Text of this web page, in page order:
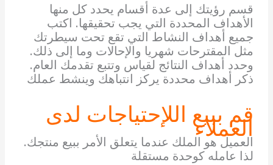
قسم رؤيتك إلى عدة أقسام يحدد كل منها
الأهداف المحددة التي يجب تحقيقها. اكتب
جميع أهداف النشاط التي تقع تحت سيطرتك
مثل المقترحات شهريا والإحالات وما إلى ذلك.
وحدد أهداف النتائج لقياس وتتبع تقدمك العام.
ذكر أهداف محددة يركز انتباهك وينشط عملك
قم ببيع اللإحتياجات لدى
العملاء
العميل هو الملك عندما يتعلق الأمر ببيع منتجك.
لذا عامله كوحدة مستقلة